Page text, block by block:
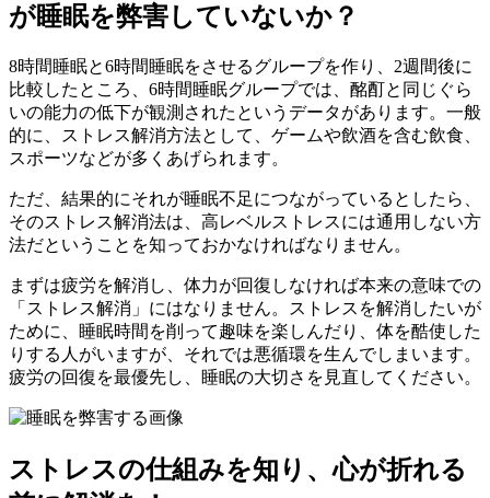
が睡眠を弊害していないか？
8時間睡眠と6時間睡眠をさせるグループを作り、2週間後に
比較したところ、6時間睡眠グループでは、酩酊と同じぐら
いの能力の低下が観測されたというデータがあります。一般
的に、ストレス解消方法として、ゲームや飲酒を含む飲食、
スポーツなどが多くあげられます。
ただ、結果的にそれが睡眠不足につながっているとしたら、
そのストレス解消法は、高レベルストレスには通用しない方
法だということを知っておかなければなりません。
まずは疲労を解消し、体力が回復しなければ本来の意味での
「ストレス解消」にはなりません。ストレスを解消したいが
ために、睡眠時間を削って趣味を楽しんだり、体を酷使した
りする人がいますが、それでは悪循環を生んでしまいます。
疲労の回復を最優先し、睡眠の大切さを見直してください。
ストレスの仕組みを知り、心が折れる